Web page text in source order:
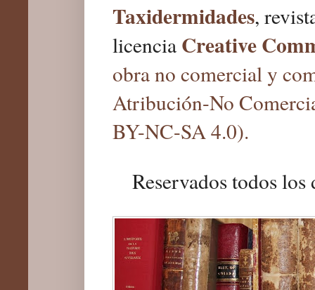
Taxidermidades,
licencia Creative
obra no comercial y
Atribución-No
BY-NC-SA 4.0).
Reservados todos